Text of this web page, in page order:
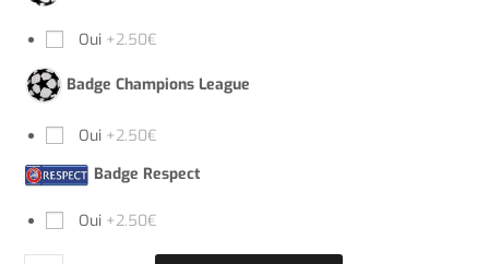
Oui +2.50€
Badge Champions League
Oui +2.50€
Badge Respect
Oui +2.50€